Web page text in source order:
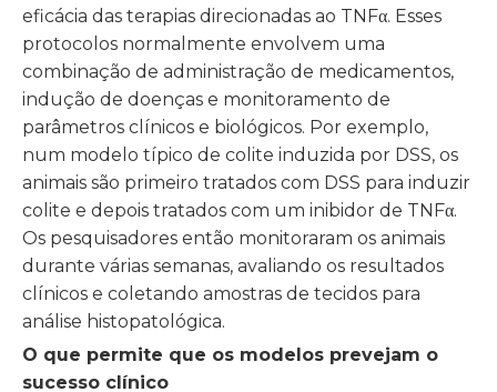
eficácia das terapias direcionadas ao TNFα. Esses
protocolos normalmente envolvem uma
combinação de administração de medicamentos,
indução de doenças e monitoramento de
parâmetros clínicos e biológicos. Por exemplo,
num modelo típico de colite induzida por DSS, os
animais são primeiro tratados com DSS para induzir
colite e depois tratados com um inibidor de TNFα.
Os pesquisadores então monitoraram os animais
durante várias semanas, avaliando os resultados
clínicos e coletando amostras de tecidos para
análise histopatológica.
O que permite que os modelos prevejam o
sucesso clínico